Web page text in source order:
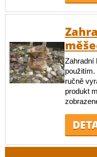
Zahradní
ručně
produkt